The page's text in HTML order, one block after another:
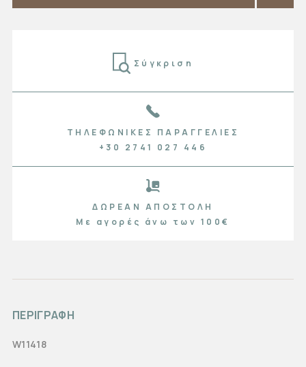
ΠΕΡΙΓΡΑΦΗ
W11418
Σύγκριση
ΤΗΛΕΦΩΝΙΚΈΣ ΠΑΡΑΓΓΕΛΊΕΣ
+30 2741 027 446
ΔΩΡΕΆΝ ΑΠΟΣΤΟΛΉ
Με αγορές άνω των 100€